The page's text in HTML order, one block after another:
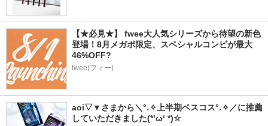
【★必見★】 fwee大人気シリーズから待望の新色
登場！8月メガポ限定、スペシャルコンビが最大
46%OFF?
fwee(フィー)
aoi▽▼さまから＼°˖✧上半期ベスコス°˖✧／に推薦
していただきました(*‘ω‘ *)☆